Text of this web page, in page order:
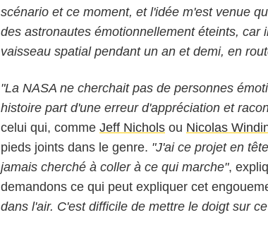
scénario et ce moment, et l'idée m'est venue
des astronautes émotionnellement éteints, car
vaisseau spatial pendant un an et demi, en
"La NASA ne cherchait pas de personnes
histoire part d'une erreur d'appréciation et
celui qui, comme Jeff Nichols ou Nicolas
pieds joints dans le genre. "J'ai ce projet en
jamais cherché à coller à ce qui marche",
demandons ce qui peut expliquer cet
dans l'air. C'est difficile de mettre le doigt sur